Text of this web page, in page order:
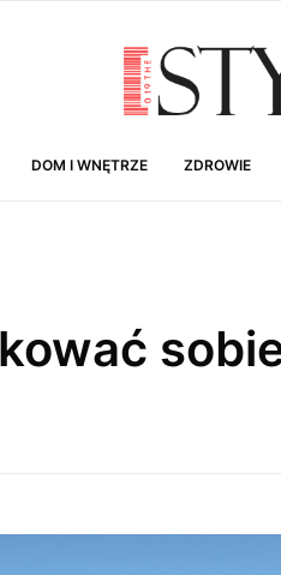
DOM I WNĘTRZE ZDROWIE